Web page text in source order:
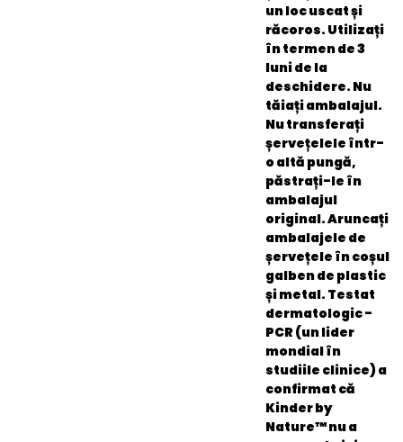
un loc uscat și
răcoros. Utilizați
în termen de 3
luni de la
deschidere. Nu
tăiați ambalajul.
Nu transferați
șervețelele într-
o altă pungă,
păstrați-le în
ambalajul
original. Aruncați
ambalajele de
șervețele în coșul
galben de plastic
și metal. Testat
dermatologic -
PCR (un lider
mondial în
studiile clinice) a
confirmat că
Kinder by
Nature™ nu a